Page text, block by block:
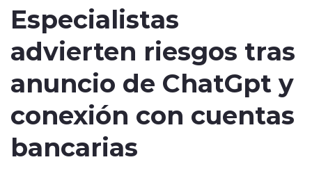
modo claro
Especialistas
advierten riesgos tras
anuncio de ChatGpt y
conexión con cuentas
bancarias